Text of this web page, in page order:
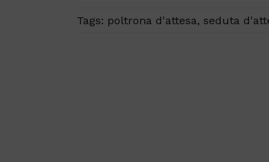
Tags: poltrona d'attesa,seduta